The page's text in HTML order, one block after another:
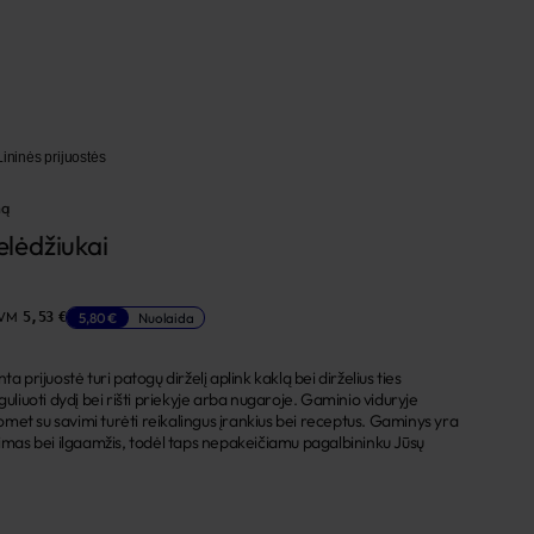
prijuostės
5,53 € 5,80 € Nuolaida
prijuostė turi patogų dirželį aplink kaklą bei dirželius ties
dydį bei rišti priekyje arba nugaroje. Gaminio viduryje
su savimi turėti reikalingus įrankius bei receptus. Gaminys yra
bei ilgaamžis, todėl taps nepakeičiamu pagalbininku Jūsų